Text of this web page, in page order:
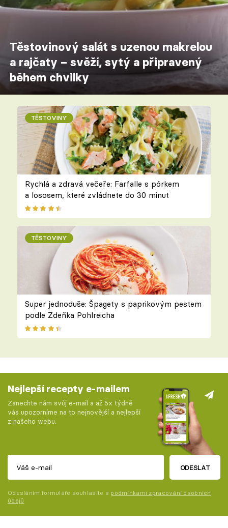
Těstovinový salát s uzenou makrelou
a rajčaty – svěží, sytý a připravený
během chvilky
TĚSTOVINY
Rychlá a zdravá večeře: Farfalle s pórkem
a lososem, které zvládnete do 30 minut
TĚSTOVINY
Super jednoduše: Špagety s paprikovým pestem
podle Zdeňka Pohlreicha
Nejlepší recepty e-mailem
Zanechte nám svůj e-mail a až 5x týdně
vás upozorníme na to nejnovější a nejlepší
z našeho webu.
ODESLAT
Odesláním formuláře souhlasíte s podmínkami zpracování osobních
údajů